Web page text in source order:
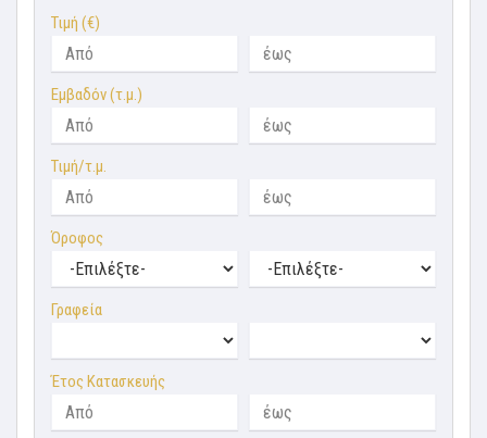
Τιμή (€)
Εμβαδόν (τ.μ.)
Τιμή/τ.μ.
Όροφος
Γραφεία
Έτος Κατασκευής